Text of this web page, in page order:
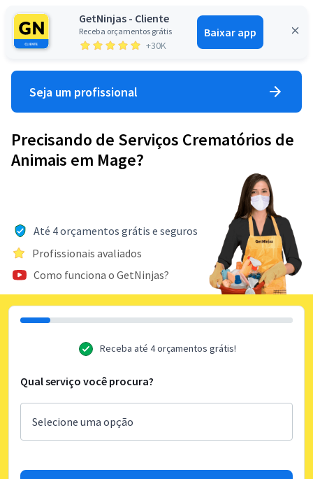
GetNinjas - Cliente
Receba orçamentos grátis
+30K
Baixar app
Entrar
Seja um profissional
Precisando de Serviços Crematórios de
Animais em Mage?
Até 4 orçamentos grátis e seguros
Profissionais avaliados
Como funciona o GetNinjas?
Receba até 4 orçamentos grátis!
Qual serviço você procura?